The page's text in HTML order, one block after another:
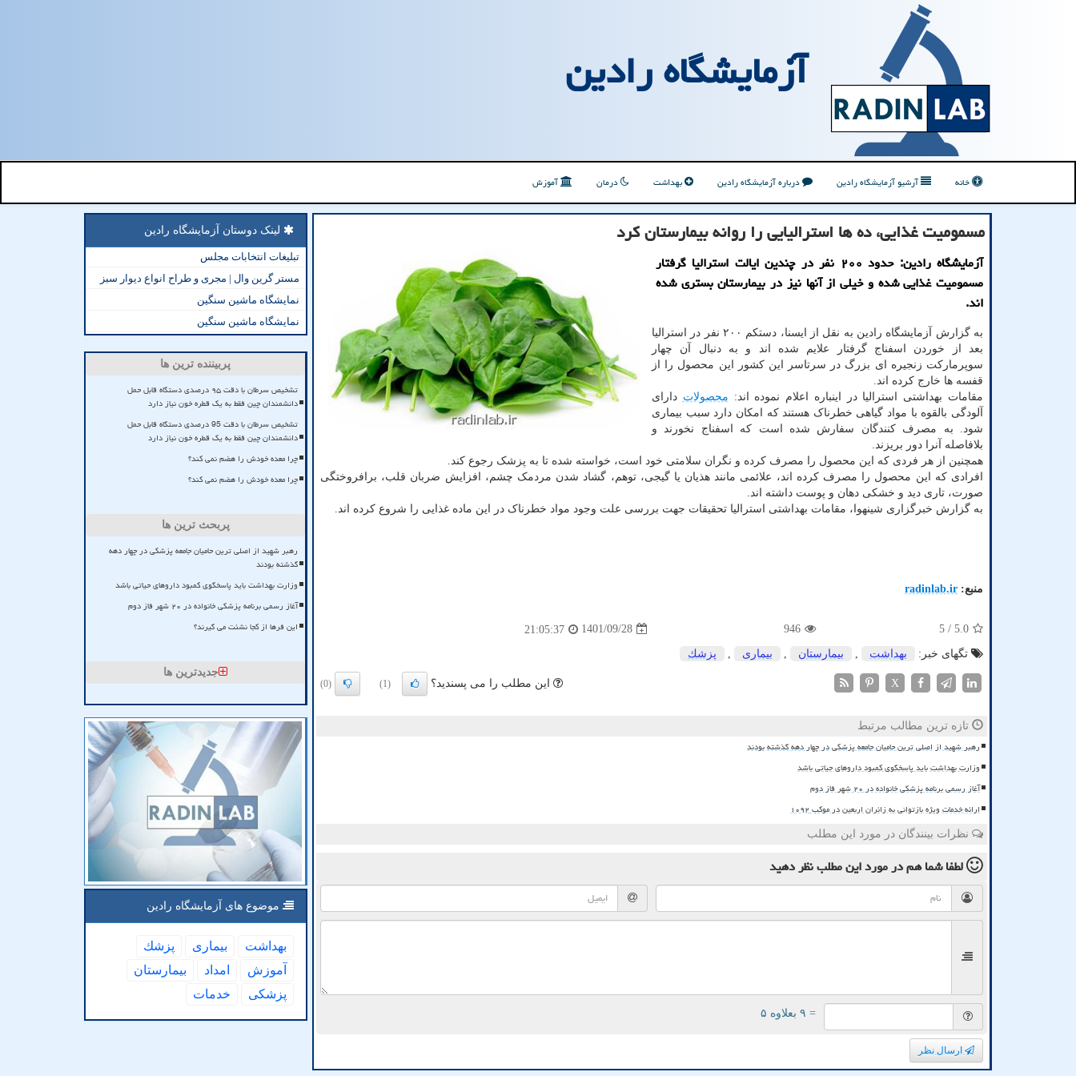
آزمایشگاه رادین
خانه آرشیو آزمایشگاه رادین درباره آزمایشگاه رادین بهداشت درمان آموزش
مسمومیت غذایی، ده ها استرالیایی را روانه بیمارستان کرد
آزمایشگاه رادین: حدود ۲۰۰ نفر در چندین ایالت استرالیا گرفتار
مسمومیت غذایی شده و خیلی از آنها نیز در بیمارستان بستری شده
اند.
به گزارش آزمایشگاه رادین به نقل از ایسنا، دستکم ۲۰۰ نفر در استرالیا
بعد از خوردن اسفناج گرفتار علایم شده اند و به دنبال آن چهار
سوپرمارکت زنجیره ای بزرگ در سرتاسر این کشور این محصول را از
قفسه ها خارج کرده اند.
مقامات بهداشتی استرالیا در اینباره اعلام نموده اند: محصولات دارای
آلودگی بالقوه با مواد گیاهی خطرناک هستند که امکان دارد سبب بیماری
شود. به مصرف کنندگان سفارش شده است که اسفناج نخورند و
بلافاصله آنرا دور بریزند.
همچنین از هر فردی که این محصول را مصرف کرده و نگران سلامتی خود است، خواسته شده تا به پزشک رجوع کند.
افرادی که این محصول را مصرف کرده اند، علائمی مانند هذیان یا گیجی، توهم، گشاد شدن مردمک چشم، افزایش ضربان قلب، برافروختگی
صورت، تاری دید و خشکی دهان و پوست داشته اند.
به گزارش خبرگزاری شینهوا، مقامات بهداشتی استرالیا تحقیقات جهت بررسی علت وجود مواد خطرناک در این ماده غذایی را شروع کرده اند.
منبع: radinlab.ir
5.0
/ 5
946
1401/09/28
21:05:37
تگهای خبر:
بهداشت بیمارستان بیماری پزشك
X این مطلب را می پسندید؟ (1)
(0)
تازه ترین مطالب مرتبط
رهبر شهید از اصلی ترین حامیان جامعه پزشکی در چهار دهه گذشته بودند
وزارت بهداشت باید پاسخگوی کمبود داروهای حیاتی باشد
آغاز رسمی برنامه پزشکی خانواده در ۲۰ شهر فاز دوم
ارائه خدمات ویژه بازتوانی به زائران اربعین در موکب ۱۰۹۲
نظرات بینندگان در مورد این مطلب
لطفا شما همدر مورد این مطلبنظر دهید
= ۹ بعلاوه ۵
ارسال نظر
لینک دوستان آزمایشگاه رادین
تبلیغات انتخابات مجلس
مستر گرین وال | مجری و طراح انواع دیوار سبز
نمایشگاه ماشین سنگین
نمایشگاه ماشین سنگین
پربیننده ترین ها
تشخیص سرطان با دقت ۹۵ درصدی دستگاه قابل حمل
دانشمندان چین فقط به یک قطره خون نیاز دارد
تشخیص سرطان با دقت 95 درصدی دستگاه قابل حمل
دانشمندان چین فقط به یک قطره خون نیاز دارد
چرا معده خودش را هضم نمی کند؟
چرا معده خودش را هضم نمی کند؟
پربحث ترین ها
رهبر شهید از اصلی ترین حامیان جامعه پزشکی در چهار دهه
گذشته بودند
وزارت بهداشت باید پاسخگوی کمبود داروهای حیاتی باشد
آغاز رسمی برنامه پزشکی خانواده در ۲۰ شهر فاز دوم
این فرها از کجا نشئت می گیرند؟
جدیدترین ها
موضوع های آزمایشگاه رادین
بهداشت بیماری
پزشك
آموزش
امداد
بیمارستان
پزشكی
خدمات